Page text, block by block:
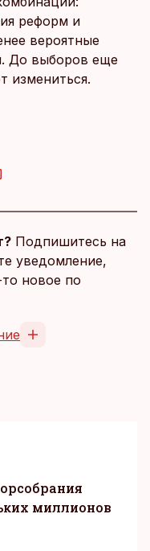
реформ и
вероятные
До выборов еще
измениться.
Подпишитесь на
уведомление,
новое по
миллионов